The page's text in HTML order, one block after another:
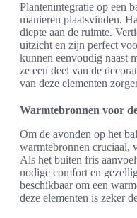
Plantenintegratie op een
manieren plaatsvinden.
diepte aan de ruimte.
uitzicht en zijn perfect
kunnen eenvoudig naast
ze een deel van de
van deze elementen
Warmtebronnen voor
Om de avonden op het
warmtebronnen cruciaal,
Als het buiten fris
nodige comfort en
beschikbaar om een
deze elementen is zeker